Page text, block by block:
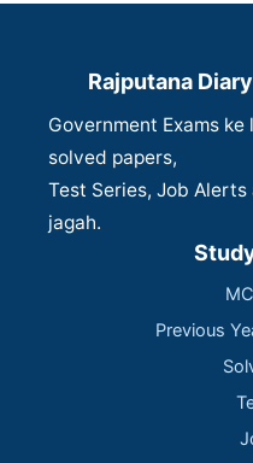
Rajputana
Government Exams ke
solved papers,
Test Series, Job
jagah.
Previous